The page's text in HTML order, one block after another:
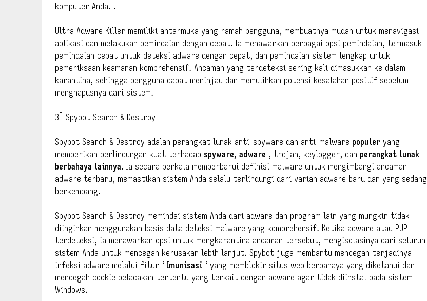
komputer Anda. .
Ultra Adware Killer memiliki antarmuka yang ramah pengguna, membuatnya mudah untuk menavigasi
aplikasi dan melakukan pemindaian dengan cepat. Ia menawarkan berbagai opsi pemindaian, termasuk
pemindaian cepat untuk deteksi adware dengan cepat, dan pemindaian sistem lengkap untuk
pemeriksaan keamanan komprehensif. Ancaman yang terdeteksi sering kali dimasukkan ke dalam
karantina, sehingga pengguna dapat meninjau dan memulihkan potensi kesalahan positif sebelum
menghapusnya dari sistem.
3] Spybot Search & Destroy
Spybot Search & Destroy adalah perangkat lunak anti-spyware dan anti-malware populer yang
memberikan perlindungan kuat terhadap spyware, adware , trojan, keylogger, dan perangkat lunak
berbahaya lainnya. Ia secara berkala memperbarui definisi malware untuk mengimbangi ancaman
adware terbaru, memastikan sistem Anda selalu terlindungi dari varian adware baru dan yang sedang
berkembang.
Spybot Search & Destroy memindai sistem Anda dari adware dan program lain yang mungkin tidak
diinginkan menggunakan basis data deteksi malware yang komprehensif. Ketika adware atau PUP
terdeteksi, ia menawarkan opsi untuk mengkarantina ancaman tersebut, mengisolasinya dari seluruh
sistem Anda untuk mencegah kerusakan lebih lanjut. Spybot juga membantu mencegah terjadinya
infeksi adware melalui fitur ‘ Imunisasi ‘ yang memblokir situs web berbahaya yang diketahui dan
mencegah cookie pelacakan tertentu yang terkait dengan adware agar tidak diinstal pada sistem
Windows.